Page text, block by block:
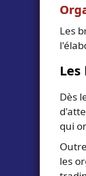
Les
Dès
qui
les